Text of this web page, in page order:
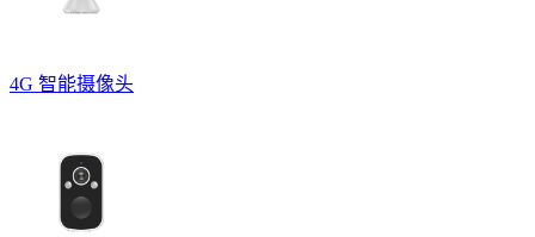
4G 智能摄像头